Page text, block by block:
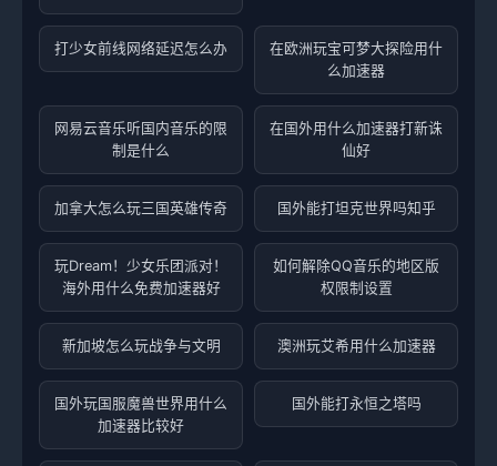
打少女前线网络延迟怎么办
在欧洲玩宝可梦大探险用什
么加速器
网易云音乐听国内音乐的限
制是什么
在国外用什么加速器打新诛
仙好
加拿大怎么玩三国英雄传奇 国外能打坦克世界吗知乎
玩Dream！少女乐团派对！
海外用什么免费加速器好
如何解除QQ音乐的地区版
权限制设置
新加坡怎么玩战争与文明 澳洲玩艾希用什么加速器
国外玩国服魔兽世界用什么
加速器比较好
国外能打永恒之塔吗